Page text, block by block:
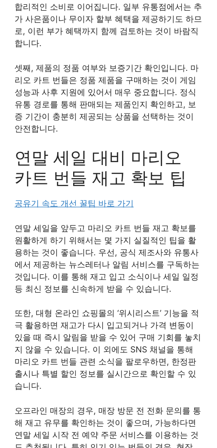
합리적인 소비로 이어집니다. 일부 유통점에서는 추
가 사은품이나 무이자 할부 혜택을 제공하기도 하므
로, 이런 부가 혜택까지 함께 검토하는 것이 바람직
합니다.
셋째, 제품의 정품 여부와 보증기간 확인입니다. 마
리오 카트 번들은 정품 제품을 구매하는 것이 게임
성능과 사후 지원에 있어서 매우 중요합니다. 정식
유통 경로를 통해 판매되는 제품인지 확인하고, 보
증 기간이 충분히 제공되는 상품을 선택하는 것이
안전합니다.
연말 세일 대비 마리오
카트 번들 재고 확보 팁
공유기 속도 개선 꿀팁 바로 가기
연말 세일을 앞두고 마리오 카트 번들 재고 확보를
원활하게 하기 위해서는 몇 가지 실질적인 팁을 활
용하는 것이 좋습니다. 우선, 공식 제조사와 유통사
에서 제공하는 뉴스레터나 알림 서비스를 구독하는
것입니다. 이를 통해 재고 입고 소식이나 세일 일정
등 최신 정보를 신속하게 받을 수 있습니다.
또한, 대형 온라인 쇼핑몰의 ‘위시리스트’ 기능을 적
극 활용하면 재고가 다시 입고되거나 가격 변동이
있을 때 즉시 알림을 받을 수 있어 구매 기회를 놓치
지 않을 수 있습니다. 이 외에도 SNS 채널을 통해
마리오 카트 번들 관련 소식을 팔로우하면, 한정판
출시나 특별 할인 정보를 실시간으로 확인할 수 있
습니다.
오프라인 매장의 경우, 매장 방문 전 전화 문의를 통
해 재고 유무를 확인하는 것이 좋으며, 가능하다면
연말 세일 시작 전 예약 주문 서비스를 이용하는 것